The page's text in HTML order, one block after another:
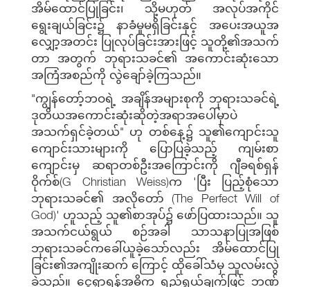
အိမ်ထောင်ပြုခြင်း၊ သို့မဟုတ် အလုပ်အကိုင်
ရွေးချယ်ခြင်း၌ နာခံမှုမရှိခြင်းနှင့် အပေးအယူအ
လျှော့အတင်း ပြုလုပ်ခြင်းအားဖြင့် သူတို့၏အသက်
တာ အတွက် ဘုရားသခင်၏ အကောင်းဆုံးသော
အကြံအစည်ကို လွဲချော်ခဲ့ကြသည်။
"ကျွန်တော့်ဘဝရဲ့ အချိန်အများစုကို ဘုရားသခင်ရဲ့
ဒုတိယအကောင်းဆုံးဆိုတဲ့အရာအပေါ်မှာပဲ
အသက်ရှင်ခဲ့တယ်" ဟု တစ်နေ့၌ သူ၏ကျောင်းသူ
ကျောင်းသားများကို ပြောပြခဲ့သည့် ကျမ်းစာ
ကျောင်းမှ ဆရာတစ်ဦးအကြောင်းကို ဂျီခရစ်ရှန်
ဝိုက်စ်(G Christian Weiss)က 'ပြီး ပြည့်စုံသော
ဘုရားသခင်၏ အလိုတော် (The Perfect Will of
God)' ဟူသည့် သူ၏စာအုပ်၌ ဖော်ပြထားသည်။ သူ
အသက်ငယ်ရွယ် စဉ်အခါ သာသနာပြုအဖြစ်
ဘုရားသခင်ကခေါ်ယူခဲ့သော်လည်း အိမ်ထောင်ပြု
ခြင်း၏အကျိုးဆက် ကြောင့် ထိုခေါ်သံမှ သူလမ်းလွဲ
ခဲ့သည်။ ငွေရှာရန်အဓိက ရည်ရွယ်ချက်ဖြင့် ဘဏ်